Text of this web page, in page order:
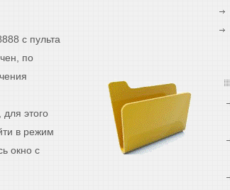
с пульта
по
этого
в режим
окно с